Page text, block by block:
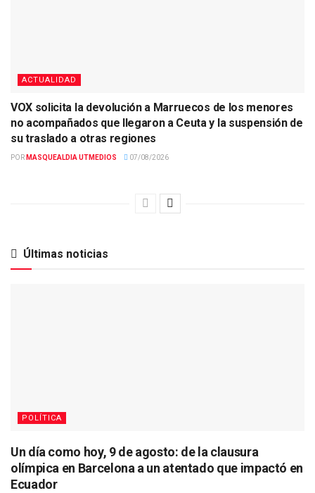
ACTUALIDAD
VOX solicita la devolución a Marruecos de los menores
no acompañados que llegaron a Ceuta y la suspensión de
su traslado a otras regiones
POR MASQUEALDIA UTMEDIOS 07/08/2026
Últimas noticias
POLÍTICA
Un día como hoy, 9 de agosto: de la clausura
olímpica en Barcelona a un atentado que impactó en
Ecuador